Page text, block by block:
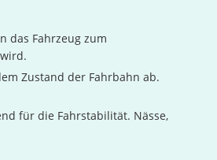
das Fahrzeug zum
Zustand der Fahrbahn ab.
für die Fahrstabilität. Nässe,